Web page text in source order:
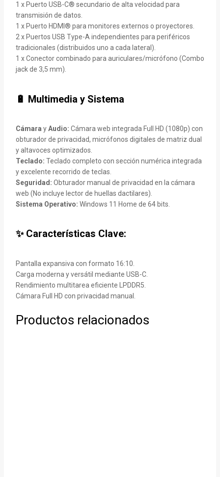
1 x Puerto USB-C® secundario de alta velocidad para
transmisión de datos.
1 x Puerto HDMI® para monitores externos o proyectores.
2 x Puertos USB Type-A independientes para periféricos
tradicionales (distribuidos uno a cada lateral).
1 x Conector combinado para auriculares/micrófono (Combo
jack de 3,5 mm).
🔋 Multimedia y Sistema
Cámara yAudio: Cámara web integrada Full HD (1080p) con
obturador de privacidad, micrófonos digitales de matriz dual
y altavoces optimizados.
Teclado: Teclado completo con sección numérica integrada
y excelente recorrido de teclas.
Seguridad: Obturador manual de privacidad en la cámara
web (No incluye lector de huellas dactilares).
Sistema Operativo: Windows 11 Home de 64 bits.
✨ Características Clave:
Pantalla expansiva con formato 16:10.
Carga moderna y versátil mediante USB-C.
Rendimiento multitarea eficiente LPDDR5.
Cámara Full HD con privacidad manual.
Productos relacionados